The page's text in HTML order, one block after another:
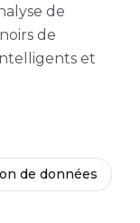
de
de
et
de données